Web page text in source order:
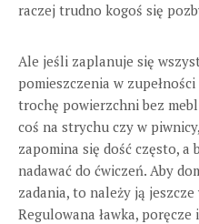
raczej trudno kogoś się
Ale jeśli zaplanuje się
pomieszczenia w
trochę powierzchni bez
coś na strychu czy w
zapomina się dość często, a
nadawać do ćwiczeń. Aby
zadania, to należy ją
Regulowana ławka,